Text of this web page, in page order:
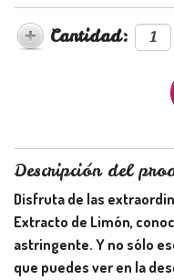
Cantidad:
Descripción del
Disfruta de las
Extracto de Limón,
astringente. Y no sólo
que puedes ver en la